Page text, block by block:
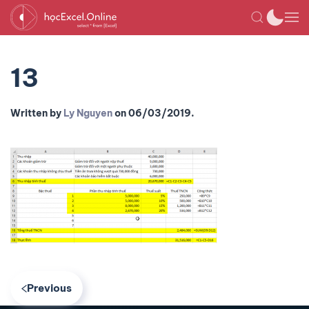
13
Written by Ly Nguyenon06/03/2019.
Previous